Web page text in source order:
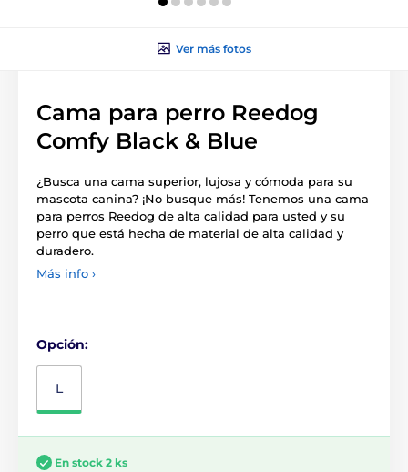
Ver más fotos
Cama para perro Reedog
Comfy Black & Blue
¿Busca una cama superior, lujosa y cómoda para su
mascota canina? ¡No busque más! Tenemos una cama
para perros Reedog de alta calidad para usted y su
perro que está hecha de material de alta calidad y
duradero.
Más info ›
Opción:
L
En stock 2 ks